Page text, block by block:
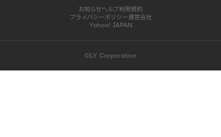
お知らせヘルプ利用規約
プライバシーポリシー運営会社
Yahoo! JAPAN
©LY Corporation
このコンテンツは掲載が終了しました | LINE占い